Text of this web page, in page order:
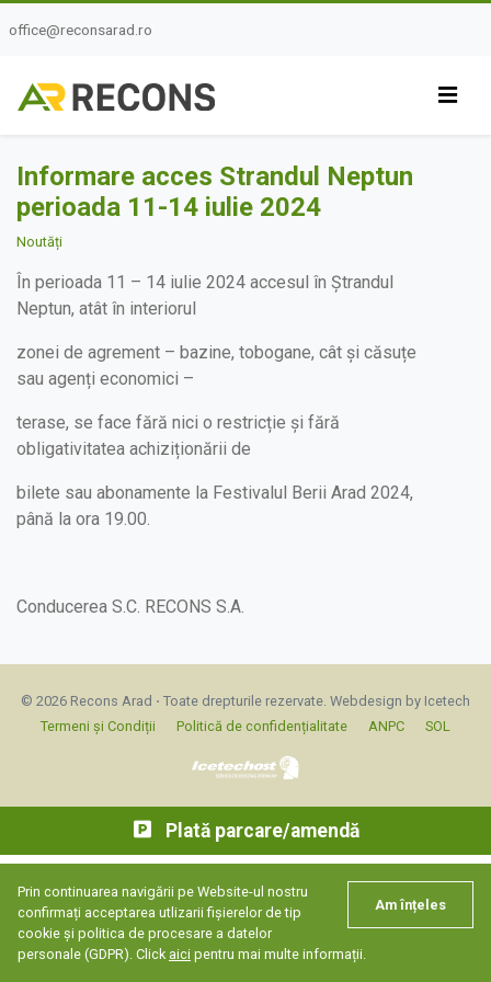
office@reconsarad.ro
Informare acces Strandul Neptun
perioada 11-14 iulie 2024
Noutăți
În perioada 11 – 14 iulie 2024 accesul în Ștrandul
Neptun, atât în interiorul
zonei de agrement – bazine, tobogane, cât și căsuțe
sau agenți economici –
terase, se face fără nici o restricție și fără
obligativitatea achiziționării de
bilete sau abonamente la Festivalul Berii Arad 2024,
până la ora 19.00.
Conducerea S.C. RECONS S.A.
© 2026 Recons Arad ⋅ Toate drepturile rezervate. Webdesign by Icetech
Termeni și Condiții
Politică de confidențialitate ANPC SOL
Plată parcare/amendă
Am înțeles
Prin continuarea navigării pe Website-ul nostru
confirmați acceptarea utlizarii fișierelor de tip
cookie și politica de procesare a datelor
personale (GDPR). Click aici pentru mai multe informații.